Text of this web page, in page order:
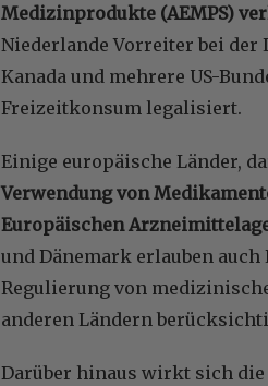
Medizinprodukte (AEMPS)
Niederlande Vorreiter bei der
Kanada und mehrere US-
Freizeitkonsum legalisiert.
Einige europäische Länder,
Verwendung von
Europäischen
und Dänemark erlauben
Regulierung von
anderen Ländern
Darüber hinaus wirkt sich